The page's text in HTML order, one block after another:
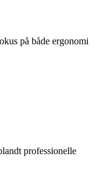
på både ergonomi
professionelle